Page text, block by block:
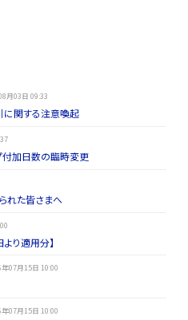
月03日 09:33
に関する注意喚起
付加日数の臨時変更
れた皆さまへ
り適用分】
07月15日 10:00
07月15日 10:00